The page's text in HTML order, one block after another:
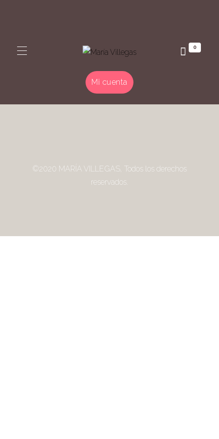
0
Mi cuenta
©2020 MARÍA VILLEGAS, Todos los derechos
reservados.